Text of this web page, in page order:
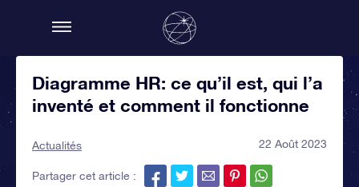
Diagramme HR: ce qu’il est, qui l’a
inventé et comment il fonctionne
Actualités 22 Août 2023
Partager cet article :